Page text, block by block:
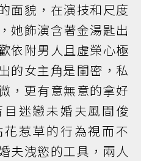
面貌，在演技和尺度
她飾演含著金湯匙出
依附男人且虛榮心極
的女主角是閨密，私
，更有意無意的拿好
迷戀未婚夫風間俊
惹草的行為視而不
夫洩慾的工具，兩人